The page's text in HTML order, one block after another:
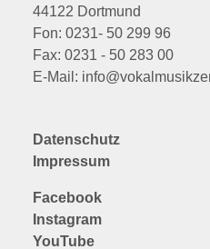
44122 Dortmund
Fon: 0231- 50 299 96
Fax: 0231 - 50 283 00
E-Mail:
Datenschutz
Impressum
Facebook
Instagram
YouTube